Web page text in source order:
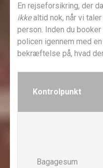
En rejseforsikring, der
ikkealtid nok, når vi
person. Inden du
policen igennem med
bekræftelse på, hvad
Kontrolpunkt
Bagage­sum